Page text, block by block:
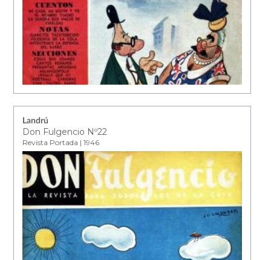
Landrú
Don Fulgencio Nº22
Revista Portada | 1946